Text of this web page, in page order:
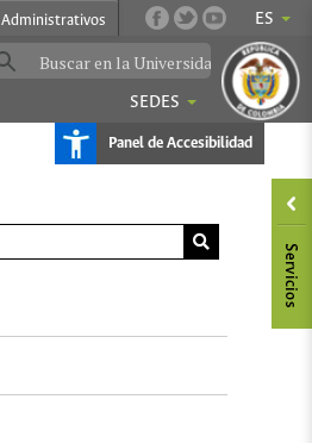
ES
Administrativos
SEDES
Panel de Accesibilidad